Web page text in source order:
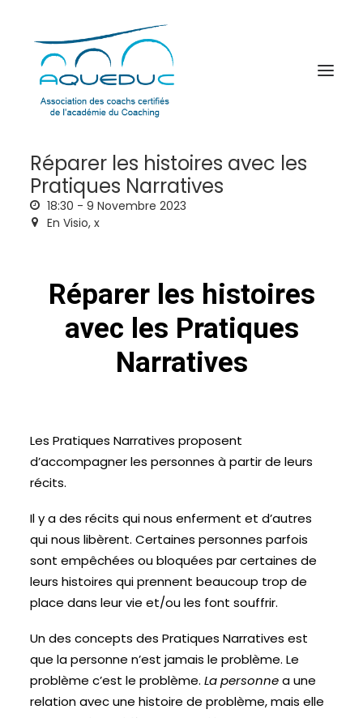
ESPACE INVITÉ
Réparer les histoires avec les
Pratiques Narratives
18:30 -9 Novembre 2023
En Visio,x
Réparer les histoires
avec les Pratiques
Narratives
Les Pratiques Narratives proposent
d’accompagner les personnes à partir de leurs
récits.
Il y a des récits qui nous enferment et d’autres
qui nous libèrent. Certaines personnes parfois
sont empêchées ou bloquées par certaines de
leurs histoires qui prennent beaucoup trop de
place dans leur vie et/ou les font souffrir.
Un des concepts des Pratiques Narratives est
que la personne n’est jamais le problème. Le
problème c’est le problème.La personnea une
relation avec une histoire de problème, mais elle